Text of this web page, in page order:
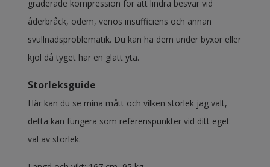
graderade kompression för att lindra besvär vid
åderbråck, ödem, venös insufficiens och annan
svullnadsproblematik. Du kan ha dem under byxor eller
kjol då tyget har en glatt yta.
Storleksguide
Här kan du se mina mått och vilken storlek jag valt,
detta kan fungera som referenspunkter vid ditt eget
val av storlek.